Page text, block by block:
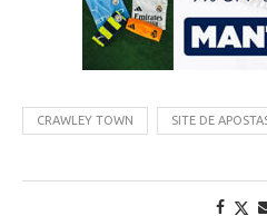
CRAWLEY TOWN SITE DE